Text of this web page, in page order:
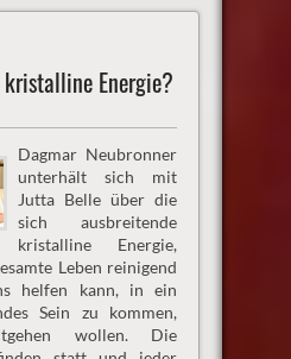
Energie?
Dagmar Neubronner
unterhält sich mit
Jutta Belle über die
sich ausbreitende
kristalline Energie,
Leben reinigend
helfen kann, in ein
Sein zu kommen,
wollen. Die